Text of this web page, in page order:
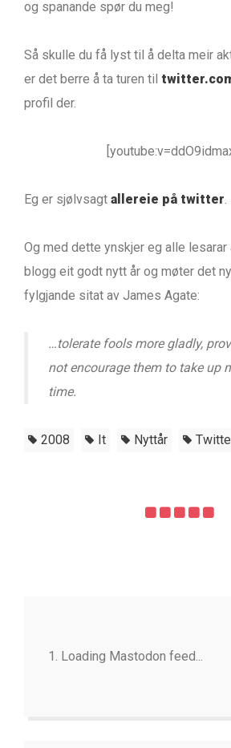
og spanande spør du meg!
Så skulle du få lyst til å delta meir
er det berre å ta turen til
profil der.
Eg er sjølvsagt allereie på twitter.
Og med dette ynskjer eg alle
blogg eit godt nytt år og møter det
fylgjande sitat av James Agate:
…tolerate fools more gladly,
not encourage them to take up
time.
2008 It Nyttår
Loading Mastodon feed...